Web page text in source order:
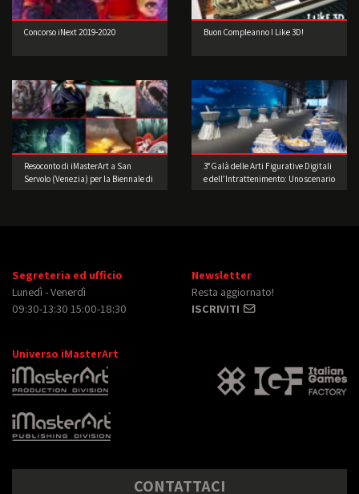
Concorso iNext 2019-2020 Buon Compleanno I Like 3D!
Resoconto di iMasterArt a San
Servolo (Venezia) per la Biennale di
3° Galà delle Arti Figurative Digitali
e dell’Intrattenimento: Uno scenario
Segreteria ed ufficio
Lunedì - Venerdì
09:30-13:30 15:00-18:30
Newsletter
Resta aggiornato!
ISCRIVITI
Universo iMasterArt
CONTATTACI